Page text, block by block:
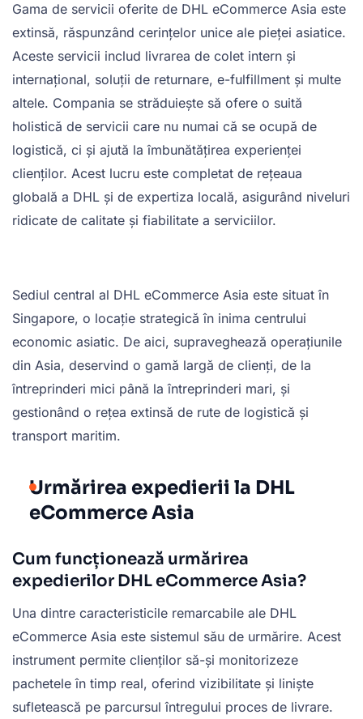
Gama de servicii oferite de DHL eCommerce Asia este
extinsă, răspunzând cerințelor unice ale pieței asiatice.
Aceste servicii includ livrarea de colet intern și
internațional, soluții de returnare, e-fulfillment și multe
altele. Compania se străduiește să ofere o suită
holistică de servicii care nu numai că se ocupă de
logistică, ci și ajută la îmbunătățirea experienței
clienților. Acest lucru este completat de rețeaua
globală a DHL și de expertiza locală, asigurând niveluri
ridicate de calitate și fiabilitate a serviciilor.
Sediul central al DHL eCommerce Asia este situat în
Singapore, o locație strategică în inima centrului
economic asiatic. De aici, supraveghează operațiunile
din Asia, deservind o gamă largă de clienți, de la
întreprinderi mici până la întreprinderi mari, și
gestionând o rețea extinsă de rute de logistică și
transport maritim.
Urmărirea expedierii la DHL
eCommerce Asia
Cum funcționează urmărirea
expedierilor DHL eCommerce Asia?
Una dintre caracteristicile remarcabile ale DHL
eCommerce Asia este sistemul său de urmărire. Acest
instrument permite clienților să-și monitorizeze
pachetele în timp real, oferind vizibilitate și liniște
sufletească pe parcursul întregului proces de livrare.